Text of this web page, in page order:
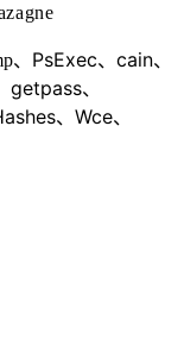
、 PsExec、 cain、
getpass、
、 Wce、